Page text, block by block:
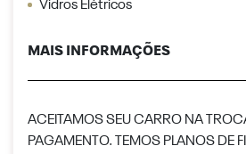
Vidros Elétricos
MAIS INFORMAÇÕES
ACEITAMOS SEU CARRO NA
PAGAMENTO. TEMOS PLANOS DE